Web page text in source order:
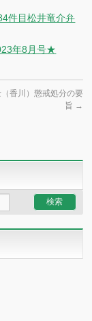
件目松井竜介弁
年8月号★
香川）懲戒処分の要
旨 →